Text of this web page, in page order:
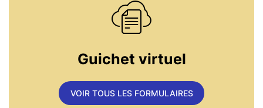
Guichet virtuel
VOIR TOUS LES FORMULAIRES